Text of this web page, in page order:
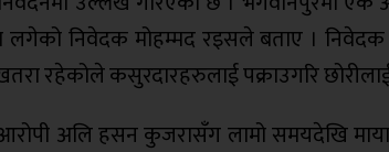
लगेको निवेदक मोहम्मद रइसले बताए ।
रहेकोले कसुरदारहरुलाई पक्राउगरि
अलि हसन कुजरासँग लामो समयदेखि